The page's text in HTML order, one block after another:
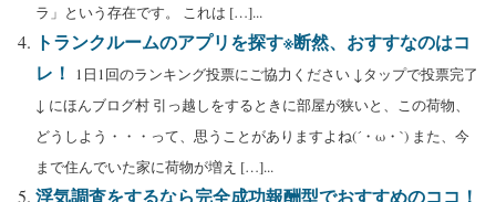
ラ」という存在です。 これは […]...
トランクルームのアプリを探す※断然、おすすなのはコ
レ！
1日1回のランキング投票にご協力ください ↓タップで投票完了
↓ にほんブログ村 引っ越しをするときに部屋が狭いと、この荷物、
どうしよう・・・って、思うことがありますよね(´・ω・`) また、今
まで住んでいた家に荷物が増え […]...
浮気調査をするなら完全成功報酬型でおすすめのココ！